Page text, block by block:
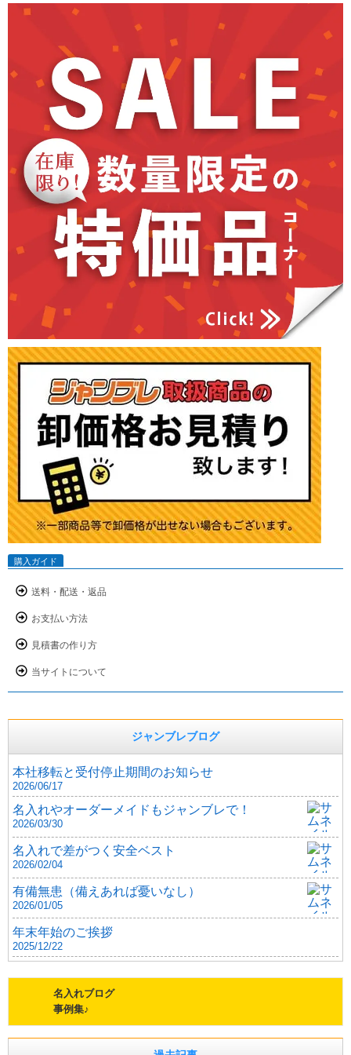
購入ガイド
送料・配送・返品
お支払い方法
見積書の作り方
当サイトについて
ジャンブレブログ
本社移転と受付停止期間のお知らせ
2026/06/17
名入れやオーダーメイドもジャンブレで！
2026/03/30
名入れで差がつく安全ベスト
2026/02/04
有備無患（備えあれば憂いなし）
2026/01/05
年末年始のご挨拶
2025/12/22
名入れブログ
事例集♪